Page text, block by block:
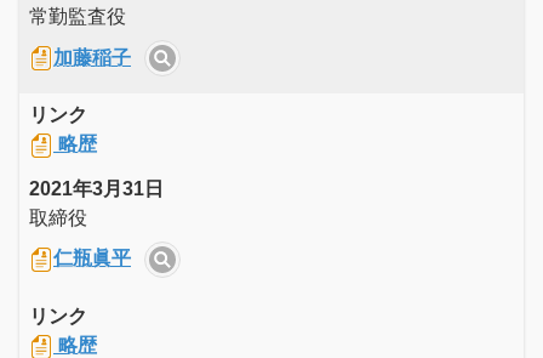
常勤監査役
加藤稲子
リンク
略歴
2021年3月31日
取締役
仁瓶眞平
リンク
略歴